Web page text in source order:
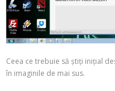
Ceea ce trebuie să știți inițial
în imaginile de mai sus.